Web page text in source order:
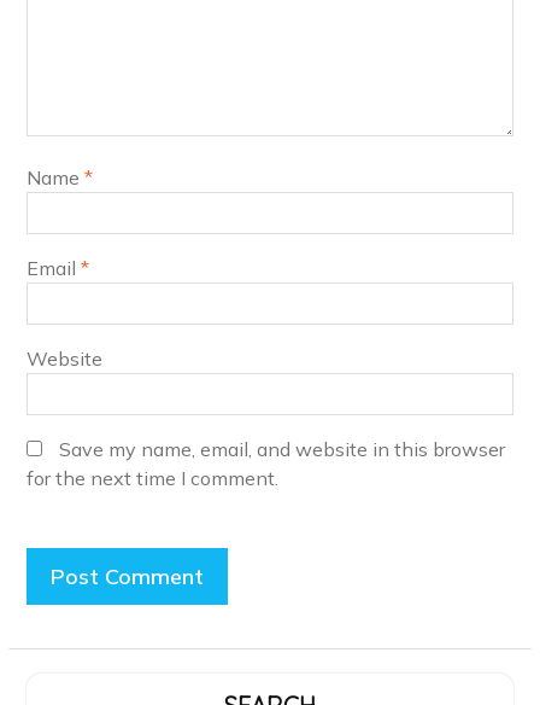
Name *
Email *
Website
Save my name, email, and website in this browser
for the next time I comment.